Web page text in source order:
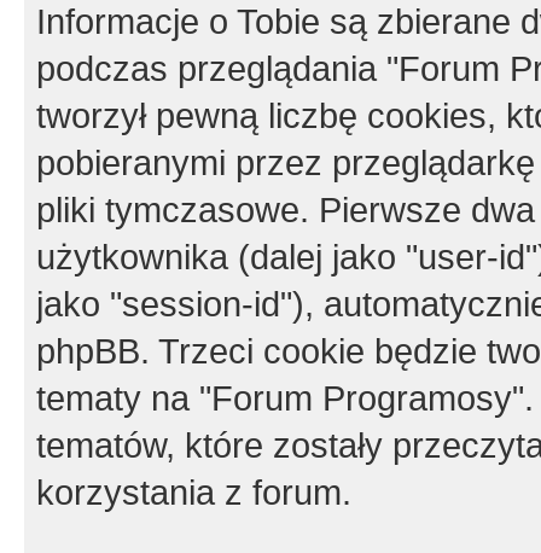
Informacje o Tobie są zbierane
podczas przeglądania "Forum
tworzył pewną liczbę cookies,
pobieranymi przez
pliki tymczasowe. Pierwsze
użytkownika (dalej jako "user-
jako "session-id"),
phpBB. Trzeci cookie będzie
tematy na "Forum
tematów, które zostały
korzystania z forum.